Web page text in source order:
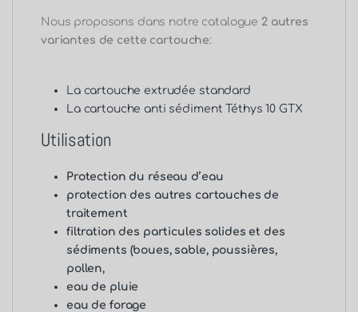
Nous proposons dans notre catalogue 2 autres
variantes de cette cartouche:
La cartouche extrudée standard
La cartouche anti sédiment Téthys 10 GTX
Utilisation
Protection du réseau d’eau
protection des autres cartouches de
traitement
filtration des particules solides et des
sédiments (boues, sable, poussières,
pollen,
eau de pluie
eau de forage